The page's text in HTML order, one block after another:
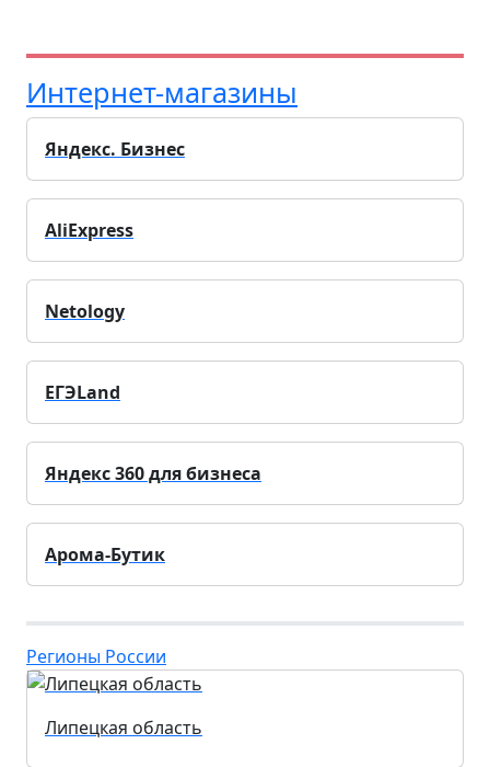
Интернет-магазины
Яндекс. Бизнес
AliExpress
Netology
ЕГЭLand
Яндекс 360 для бизнеса
Арома-Бутик
Регионы России
Липецкая область